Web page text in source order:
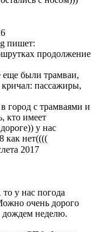
пишет:
продолжение
были трамваи,
пассажиры,
город с трамваями и
кто имеет
у нас
как нет((((
2017
у нас погода
очень дорого
дождем неделю.